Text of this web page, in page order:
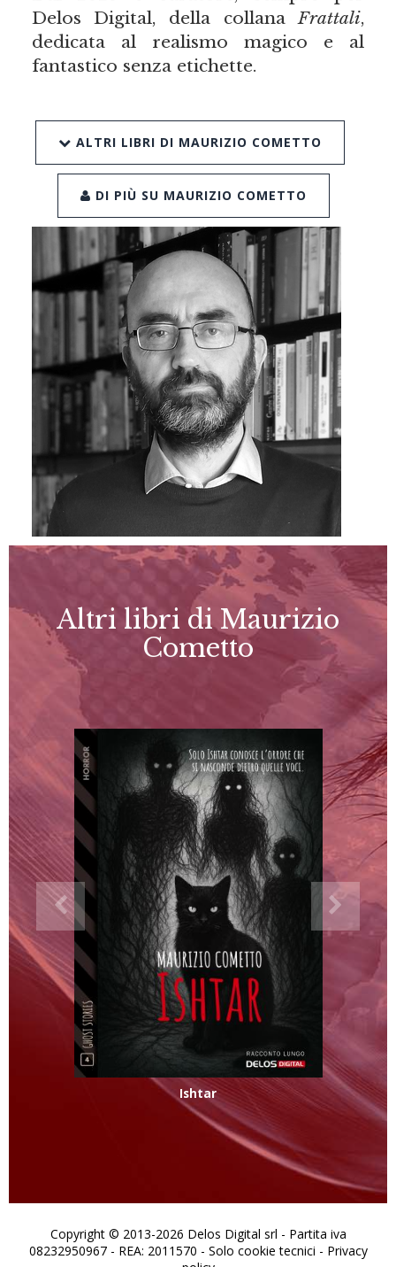
Delos Digital, della collanaFrattali,
dedicata al realismo magico e al
fantastico senza etichette.
ALTRI LIBRI DI MAURIZIO COMETTO
DI PIÙ SU MAURIZIO COMETTO
Altri libri di Maurizio
Cometto
Ishtar
Copyright © 2013-2026 Delos Digital srl - Partita iva
08232950967 - REA: 2011570 - Solo cookie tecnici - Privacy